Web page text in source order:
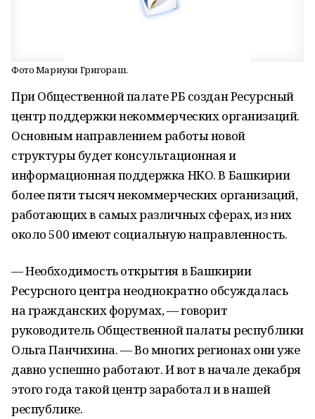
Фото Мариуки Григораш.
При Общественной палате РБ создан Ресурсный
центр поддержки некоммерческих организаций.
Основным направлением работы новой
структуры будет консультационная и
информационная поддержка НКО. В Башкирии
более пяти тысяч некоммерческих организаций,
работающих в самых различных сферах, из них
около 500 имеют социальную направленность.
— Необходимость открытия в Башкирии
Ресурсного центра неоднократно обсуждалась
на гражданских форумах, — говорит
руководитель Общественной палаты республики
Ольга Панчихина. — Во многих регионах они уже
давно успешно работают. И вот в начале декабря
этого года такой центр заработал и в нашей
республике.